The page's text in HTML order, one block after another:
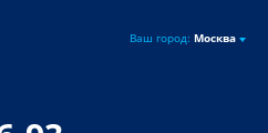
Ваш город: Москва